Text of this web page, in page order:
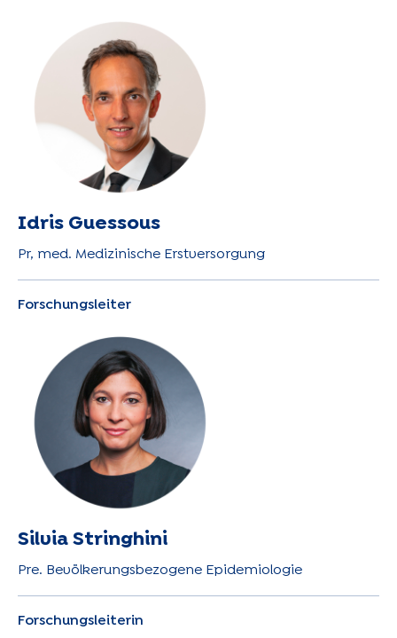
Idris Guessous
Pr, med. Medizinische Erstversorgung
Forschungsleiter
Silvia Stringhini
Pre. Bevölkerungsbezogene Epidemiologie
Forschungsleiterin